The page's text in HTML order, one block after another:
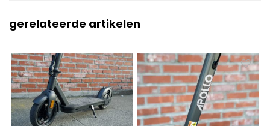
gerelateerde artikelen